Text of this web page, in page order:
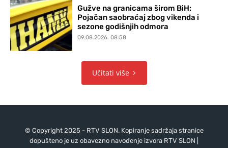
Gužve na granicama širom BiH:
Pojačan saobraćaj zbog vikenda i
sezone godišnjih odmora
09.08.2026. 08:58
Učitati više
© Copyright 2025 - RTV SLON. Kopiranje sadržaja stranice
dopušteno je uz obavezno navođenje izvora RTV SLON |